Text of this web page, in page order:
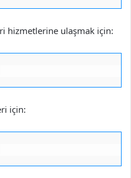
hizmetlerine ulaşmak için:
için: